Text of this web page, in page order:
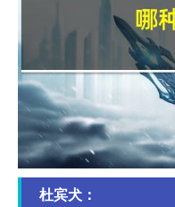
杜宾犬：